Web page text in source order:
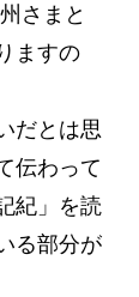
さまと
ますの
だとは思
伝わって
紀」を読
る部分が